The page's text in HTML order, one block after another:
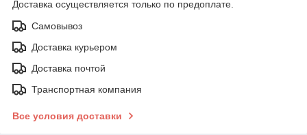
Доставка осуществляется только по предоплате.
Самовывоз
Доставка курьером
Доставка почтой
Транспортная компания
Все условия доставки